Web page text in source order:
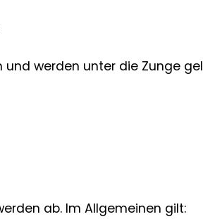
werden unter die Zunge
ab. Im Allgemeinen gilt: